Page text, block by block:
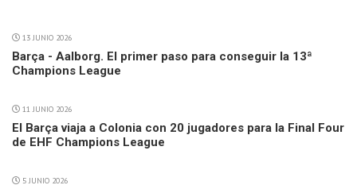
13 JUNIO 2026
Barça - Aalborg. El primer paso para conseguir la 13ª
Champions League
11 JUNIO 2026
El Barça viaja a Colonia con 20 jugadores para la Final Four
de EHF Champions League
5 JUNIO 2026